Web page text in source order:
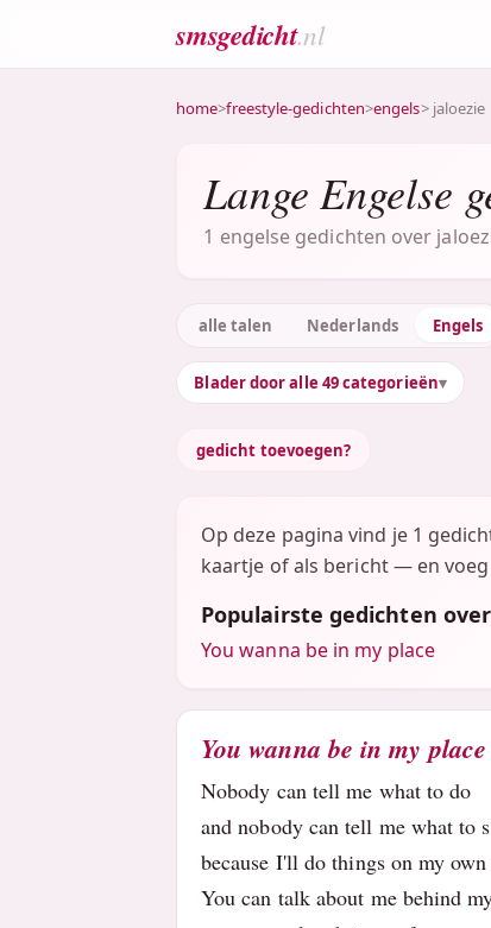
smsgedicht.nl
home>freestyle-gedichten>engels> jaloezie
Lange Engelse
1 engelse gedichten over
alle talen Nederlands Engels
Blader door alle 49 categorieën
gedicht toevoegen?
Op deze pagina vind je 1
kaartje of als bericht — en
Populairste gedichten
You wanna be in my place
You wanna be in my place
Nobody can tell me what to do
and nobody can tell me what to
because I'll do things on my own
You can talk about me behind